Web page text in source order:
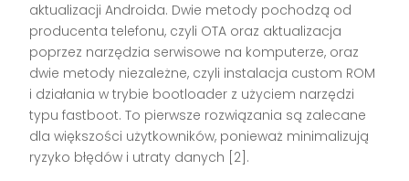
aktualizacji Androida. Dwie metody pochodzą od
producenta telefonu, czyli OTA oraz aktualizacja
poprzez narzędzia serwisowe na komputerze, oraz
dwie metody niezależne, czyli instalacja custom ROM
i działania w trybie bootloader z użyciem narzędzi
typu fastboot. To pierwsze rozwiązania są zalecane
dla większości użytkowników, ponieważ minimalizują
ryzyko błędów i utraty danych [2].